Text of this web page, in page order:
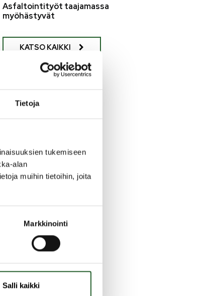
Tietoja
tukemiseen
alan
muihin tietoihin, joita
Markkinointi
Salli kaikki
Asfaltointityöt taajamassa
myöhästyvät
KATSO KAIKKI